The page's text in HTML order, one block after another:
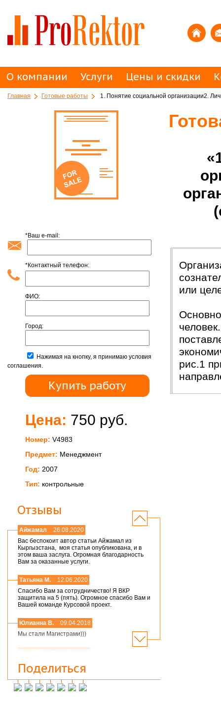
О компании Услуги Цены и скидки
Главная Готовые работы 1. Понятие социальной организации2.
*Ваш e-mail:
*Контактный телефон:
ФИО:
Город:
Нажимая на кнопку, я принимаю условия
соглашения.
Цена: 750 руб.
Номер: V4983
Предмет: Менеджмент
Год: 2007
Тип: контрольные
Отзывы
Айжамал
26.08.2020
Вас беспокоит автор статьи Айжамал из
Кыргызстана, моя статья опубликована, и в
этом ваша заслуга. Огромная благодарность
Вам за оказанные услуги.
Татьяна М.
12.06.2020
Спасибо Вам за сотрудничество! Я ВКР
защитила на 5 (пять). Огромное спасибо Вам и
Вашей команде Курсовой проект.
Юлианна В.
09.04.2018
Мы стали Магистрами)))
Мария,добрый день! Спасибо большое.
Защитился на 4!всего доброго
Инна М.
14.03.2018
Поделиться
или
рис.1